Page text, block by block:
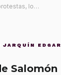
lo…
JARQUÍN EDGAR
Salomón